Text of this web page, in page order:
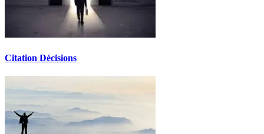
Citation Décisions